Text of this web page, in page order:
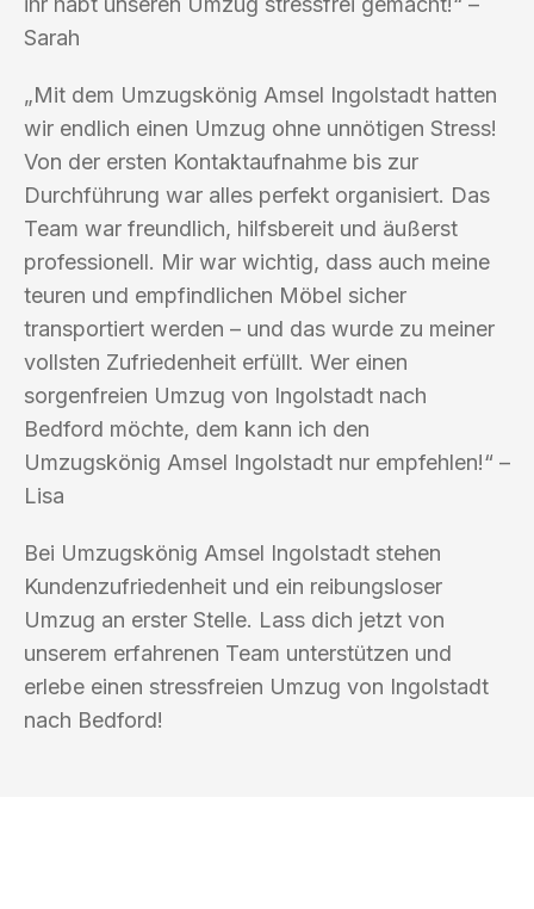
Sarah
„Mit dem Umzugskönig Amsel Ingolstadt hatten
wir endlich einen Umzug ohne unnötigen Stress!
Von der ersten Kontaktaufnahme bis zur
Durchführung war alles perfekt organisiert. Das
Team war freundlich, hilfsbereit und äußerst
professionell. Mir war wichtig, dass auch meine
teuren und empfindlichen Möbel sicher
transportiert werden – und das wurde zu meiner
vollsten Zufriedenheit erfüllt. Wer einen
sorgenfreien Umzug von Ingolstadt nach
Bedford möchte, dem kann ich den
Umzugskönig Amsel Ingolstadt nur empfehlen!“ –
Lisa
Bei Umzugskönig Amsel Ingolstadt stehen
Kundenzufriedenheit und ein reibungsloser
Umzug an erster Stelle. Lass dich jetzt von
unserem erfahrenen Team unterstützen und
erlebe einen stressfreien Umzug von Ingolstadt
nach Bedford!